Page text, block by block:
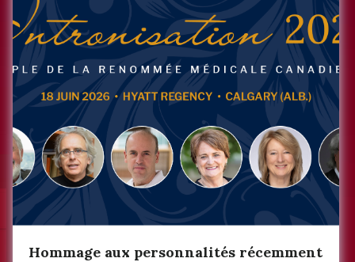
Hommage aux personnalités récemment